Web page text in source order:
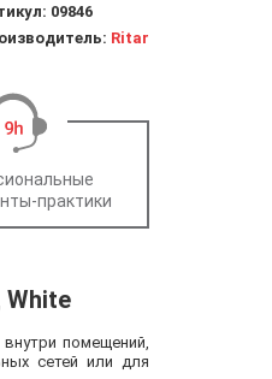
09846
Ritar
практики
White
помещений,
сетей или для